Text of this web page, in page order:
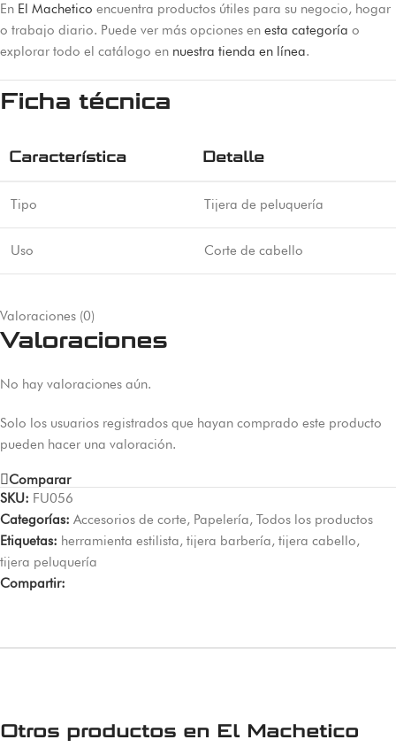
En El Machetico encuentra productos útiles para su negocio, hogar
o trabajo diario. Puede ver más opciones en esta categoría o
explorar todo el catálogo en nuestra tienda en línea.
Ficha técnica
Característica Detalle
Tipo Tijera de peluquería
Uso Corte de cabello
Valoraciones (0)
Valoraciones
No hay valoraciones aún.
Solo los usuarios registrados que hayan comprado este producto
pueden hacer una valoración.
Comparar
SKU: FU056
Categorías: Accesorios de corte, Papelería, Todos los productos
Etiquetas: herramienta estilista, tijera barbería, tijera cabello,
tijera peluquería
Compartir:
Otros productos en El Machetico